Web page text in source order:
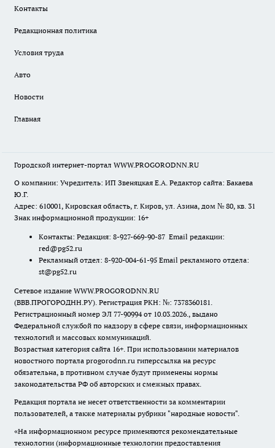
Контакты
Редакционная политика
Условия труда
Авто
Новости
Главная
Городской интернет-портал WWW.PROGORODNN.RU
О компании: Учредитель: ИП Звеняцкая Е.А. Редактор сайта: Бакаева
Ю.Г.
Адрес: 610001, Кировская область, г. Киров, ул. Азина, дом № 80, кв. 31
Знак информационной продукции: 16+
Контакты: Редакция: 8-927-669-90-87 Email редакции:
red@pg52.ru
Рекламный отдел: 8-920-004-61-95 Email рекламного отдела:
st@pg52.ru
Сетевое издание WWW.PROGORODNN.RU
(ВВВ.ПРОГОРОДНН.РУ). Регистрация РКН: №: 7378360181.
Регистрационный номер ЭЛ 77-90994 от 10.03.2026., выдано
Федеральной службой по надзору в сфере связи, информационных
технологий и массовых коммуникаций.
Возрастная категория сайта 16+. При использовании материалов
новостного портала progorodnn.ru гиперссылка на ресурс
обязательна, в противном случае будут применены нормы
законодательства РФ об авторских и смежных правах.
Редакция портала не несет ответственности за комментарии
пользователей, а также материалы рубрики "народные новости".
«На информационном ресурсе применяются рекомендательные
технологии (информационные технологии предоставления